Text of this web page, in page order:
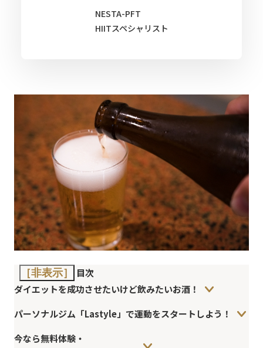
NESTA-PFT
HIITスペシャリスト
［非表示］
目次
ダイエットを成功させたいけど飲みたいお酒！
パーソナルジム「Lastyle」で運動をスタートしよう！
今なら無料体験・